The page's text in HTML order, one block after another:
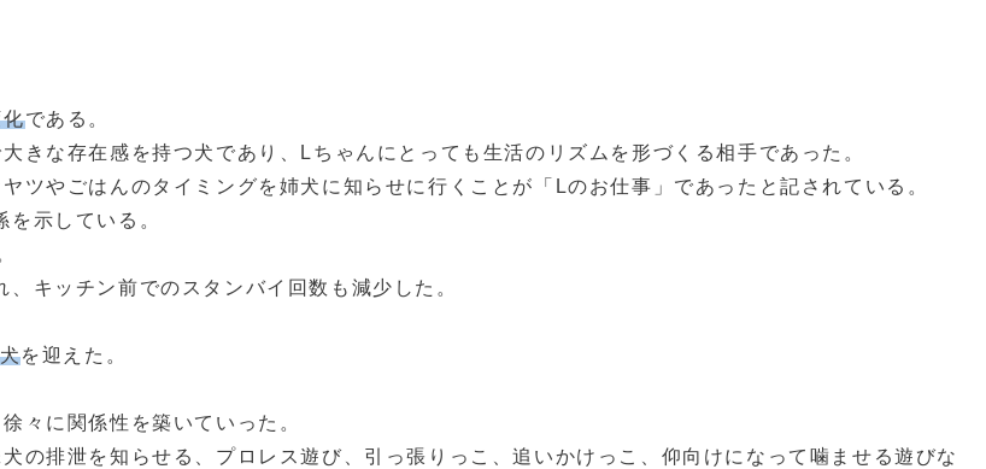
化である。
きな存在感を持つ犬であり、Lちゃんにとっても生活のリズムを形づくる相手であった。
ツやごはんのタイミングを姉犬に知らせに行くことが「Lのお仕事」であったと記されている。
示している。
キッチン前でのスタンバイ回数も減少した。
を迎えた。
々に関係性を築いていった。
の排泄を知らせる、プロレス遊び、引っ張りっこ、追いかけっこ、仰向けになって噛ませる遊びな